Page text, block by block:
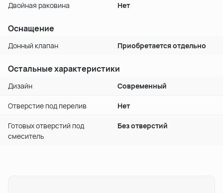
Двойная раковина Нет
Оснащение
Донный клапан Приобретается отдельно
Остальные характеристики
Дизайн Современный
Отверстие под перелив Нет
Готовых отверстий под
смеситель
Без отверстий